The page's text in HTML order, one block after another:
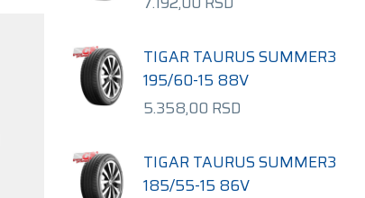
TIGAR TAURUS SUMMER3
195/60-15 88V
5.358,00 RSD
TIGAR TAURUS SUMMER3
185/55-15 86V